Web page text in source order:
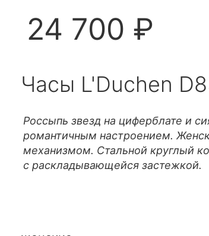
24 700 ₽
Часы L'Duchen
Россыпь звезд на циферблате и
романтичным настроением.
механизмом. Стальной круглый
с раскладывающейся застежкой.